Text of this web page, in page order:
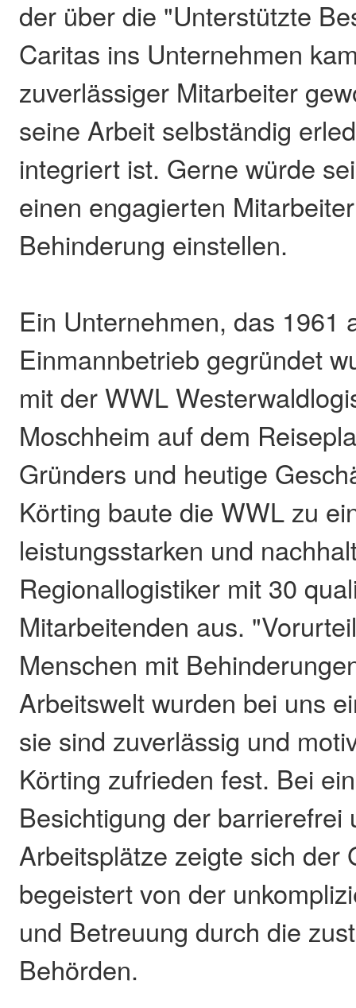
der über die "Unterstützte
Caritas ins Unternehmen
zuverlässiger Mitarbeiter
seine Arbeit selbständig
integriert ist. Gerne würde
einen engagierten
Behinderung einstellen.
Ein Unternehmen, das 1961
Einmannbetrieb gegründet
mit der WWL
Moschheim auf dem
Gründers und heutige
Körting baute die WWL zu
leistungsstarken und
Regionallogistiker mit 30
Mitarbeitenden aus.
Menschen mit
Arbeitswelt wurden bei uns
sie sind zuverlässig und
Körting zufrieden fest. Bei
Besichtigung der barrierefrei
Arbeitsplätze zeigte sich der
begeistert von der
und Betreuung durch die
Behörden.